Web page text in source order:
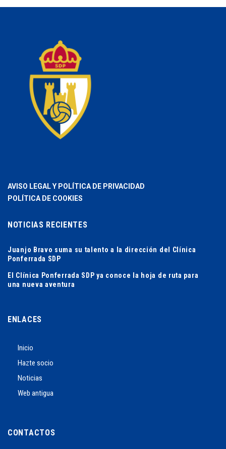
AVISO LEGAL Y POLÍTICA DE PRIVACIDAD
POLÍTICA DE COOKIES
NOTICIAS RECIENTES
Juanjo Bravo suma su talento a la dirección del Clínica
Ponferrada SDP
El Clínica Ponferrada SDP ya conoce la hoja de ruta para
una nueva aventura
ENLACES
Inicio
Hazte socio
Noticias
Web antigua
CONTACTOS